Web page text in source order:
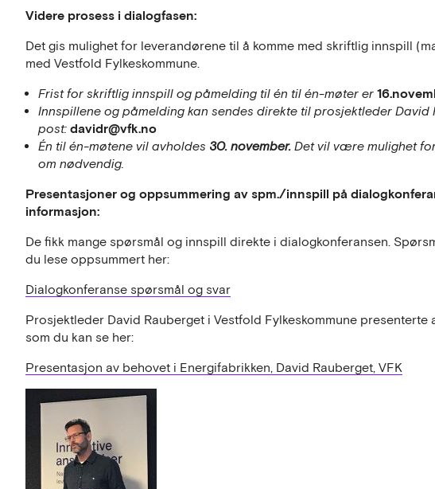
Videre prosess i dialogfasen:
Det gis mulighet for leverandørene til å komme med skriftlig innspill
med Vestfold Fylkeskommune.
Frist for skriftlig innspill og påmelding til én til én-møter er
Innspillene og påmelding kan sendes direkte til prosjektleder David
post: davidr@vfk.no
Én til én-møtene vil avholdes 30. november. Det vil være mulighet
om nødvendig.
Presentasjoner og oppsummering av spm./innspill på
informasjon:
De fikk mange spørsmål og innspill direkte i dialogkonferansen.
du lese oppsummert her:
Dialogkonferanse spørsmål og svar
Prosjektleder David Rauberget i Vestfold Fylkeskommune
som du kan se her:
Presentasjon av behovet i Energifabrikken, David Rauberget, VFK